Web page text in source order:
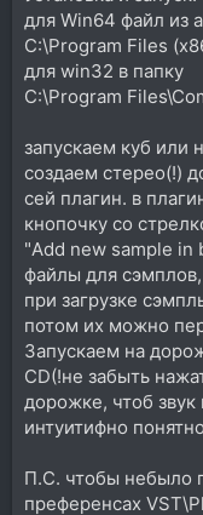
для Win64 файл из
C:\Program Files
для win32 в папку
C:\Program
запускаем куб или
создаем стерео(!)
сей плагин. в
кнопочку со
"Add new sample in
файлы для
при загрузке
потом их можно
Запускаем на
СD(!не забыть
дорожке, чтоб
интуитифно
П.С. чтобы небыло
преференсах